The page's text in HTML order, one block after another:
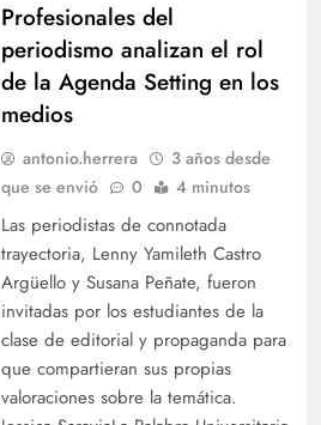
Profesionales del
periodismo analizan el rol
de la Agenda Setting en los
medios
antonio.herrera
3 años desde
que se envió
0 4 minutos
Las periodistas de connotada
trayectoria, Lenny Yamileth Castro
Argüello y Susana Peñate, fueron
invitadas por los estudiantes de la
clase de editorial y propaganda para
que compartieran sus propias
valoraciones sobre la temática.